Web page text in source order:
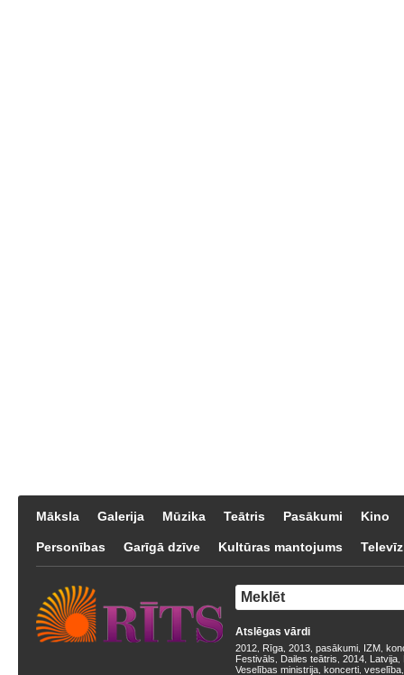
Māksla Galerija Mūzika Teātris Pasākumi Kino
Personības Garīgā dzīve Kultūras mantojums
Atslēgas vārdi
2012 Rīga 2013 pasākumi IZM
Festivāls
Dailes teātris 2014 Latvija
Veselības ministrija koncerti veselība